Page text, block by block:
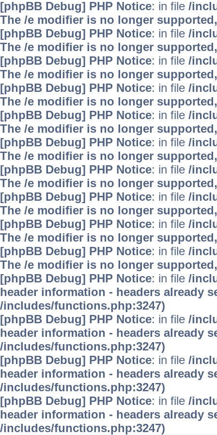
[phpBB Debug] PHP Notice: in file /
The /e modifier is no longer
[phpBB Debug] PHP Notice: in file /
The /e modifier is no longer
[phpBB Debug] PHP Notice: in file /
The /e modifier is no longer
[phpBB Debug] PHP Notice: in file /
The /e modifier is no longer
[phpBB Debug] PHP Notice: in file /
The /e modifier is no longer
[phpBB Debug] PHP Notice: in file /
The /e modifier is no longer
[phpBB Debug] PHP Notice: in file /
The /e modifier is no longer
[phpBB Debug] PHP Notice: in file /
The /e modifier is no longer
[phpBB Debug] PHP Notice: in file /
The /e modifier is no longer
[phpBB Debug] PHP Notice: in file /
The /e modifier is no longer
[phpBB Debug] PHP Notice: in file /
header information - headers already
/includes/functions.php:3247)
[phpBB Debug] PHP Notice: in file /
header information - headers already
/includes/functions.php:3247)
[phpBB Debug] PHP Notice: in file /
header information - headers already
/includes/functions.php:3247)
[phpBB Debug] PHP Notice: in file /
header information - headers already
/includes/functions.php:3247)